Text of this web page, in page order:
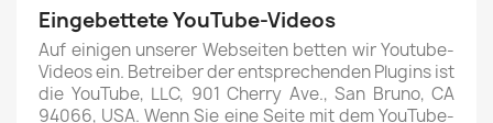
Eingebettete YouTube-Videos
Auf einigen unserer Webseiten betten wir Youtube-
Videos ein. Betreiber der entsprechenden Plugins ist
die YouTube, LLC, 901 Cherry Ave., San Bruno, CA
94066, USA. Wenn Sie eine Seite mit dem YouTube-